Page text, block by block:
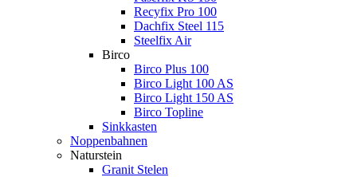
Recyfix Pro 100
Dachfix Steel 115
Steelfix Air
Birco
Birco Plus 100
Birco Light 100 AS
Birco Light 150 AS
Birco Topline
Sinkkasten
Noppenbahnen
Naturstein
Granit Stelen